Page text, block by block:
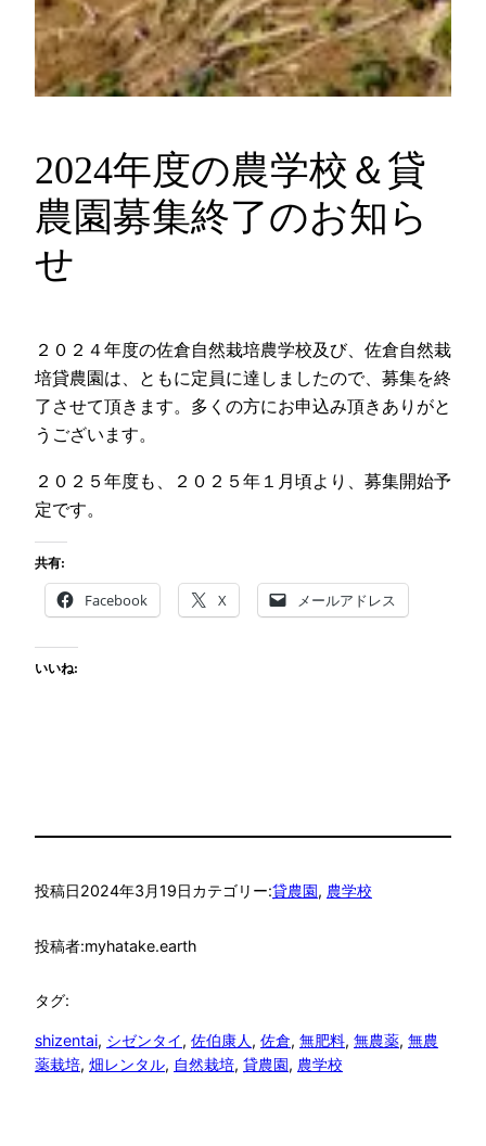
2024年度の農学校＆貸
農園募集終了のお知ら
せ
２０２４年度の佐倉自然栽培農学校及び、佐倉自然栽
培貸農園は、ともに定員に達しましたので、募集を終
了させて頂きます。多くの方にお申込み頂きありがと
うございます。
２０２５年度も、２０２５年１月頃より、募集開始予
定です。
共有:
Facebook X メールアドレス
いいね:
投稿日2024年3月19日カテゴリー:貸農園, 農学校
投稿者:myhatake.earth
タグ:
shizentai, シゼンタイ, 佐伯康人 , 佐倉, 無肥料, 無農薬, 無農
薬栽培, 畑レンタル, 自然栽培, 貸農園, 農学校